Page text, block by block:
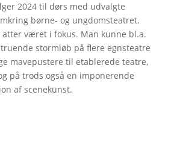
2024 til dørs med udvalgte
børne- og ungdomsteatret.
været i fokus. Man kunne bl.a.
stormløb på flere egnsteatre
mavepustere til etablerede teatre,
på trods også en imponerende
af scenekunst.